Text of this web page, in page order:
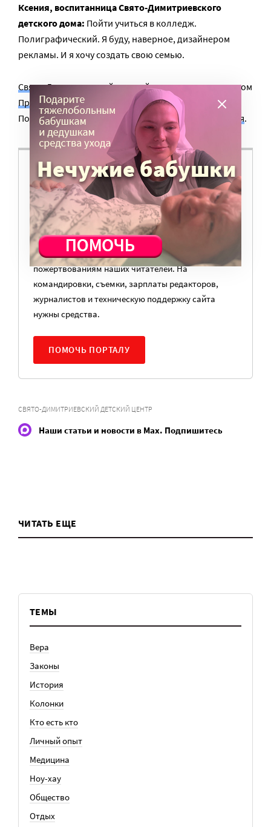
Ксения, воспитанница Свято-Димитриевского
детского дома: Пойти учиться в колледж.
Полиграфический. Я буду, наверное, дизайнером
рекламы. И я хочу создать свою семью.
Свято-Димитриевский детский домявляется проектом
Православной службы помощи «Милосердие»
.
Поддержать его вы можете, став Другом милосердия.
ВАМ ВАЖНО, ЧТОБЫ РАЗГОВОР НА ЭТУ
ТЕМУ ПРОДОЛЖИЛСЯ? ПОДДЕРЖИТЕ
ПОРТАЛ!
Мы просим подписаться на небольшой, но
регулярный платеж в пользу нашего сайта.
Милосердие.ru работает благодаря добровольным
пожертвованиям наших читателей. На
командировки, съемки, зарплаты редакторов,
журналистов и техническую поддержку сайта
нужны средства.
ПОМОЧЬ ПОРТАЛУ
СВЯТО-ДИМИТРИЕВСКИЙ ДЕТСКИЙ ЦЕНТР
Наши статьи и новости в Max. Подпишитесь
ЧИТАТЬ ЕЩЕ
ТЕМЫ
Вера
Законы
История
Колонки
Кто есть кто
Личный опыт
Медицина
Ноу-хау
Общество
Отдых